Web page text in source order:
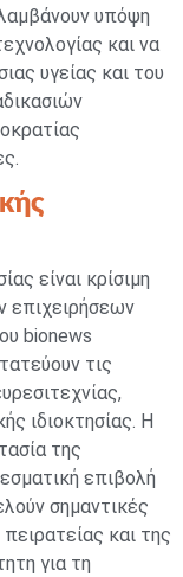
υπόψη
και να
υγείας και του
είναι κρίσιμη
επιχειρήσεων
bionews
τις
ιδιοκτησίας. Η
της
επιβολή
σημαντικές
και της
για τη